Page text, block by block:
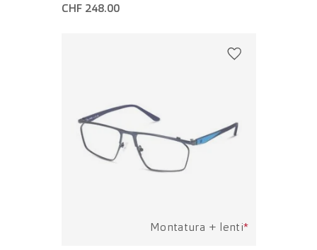
CHF 248.00
Montatura + lenti*